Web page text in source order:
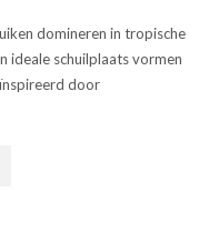
domineren in tropische
ideale schuilplaats vormen
door